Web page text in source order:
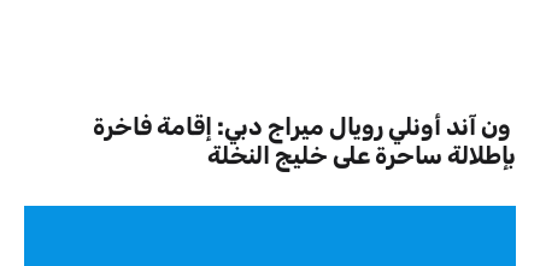
ون آند أونلي رويال ميراج دبي: إقامة فاخرة
بإطلالة ساحرة على خليج النخلة